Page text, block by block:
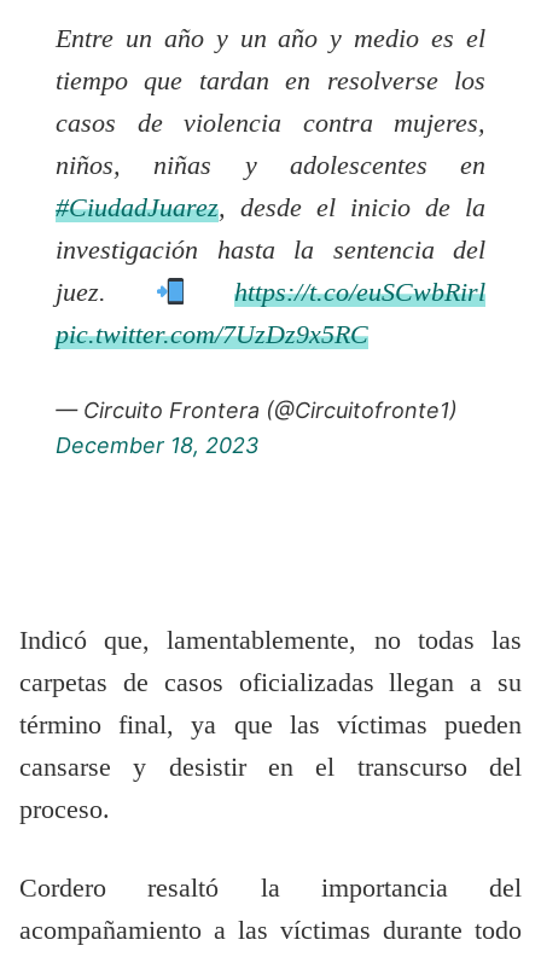
Entre un año y un año y medio es el
tiempo que tardan en resolverse los
casos de violencia contra mujeres,
niños, niñas y adolescentes en
#CiudadJuarez, desde el inicio de la
investigación hasta la sentencia del
juez.
https://t.co/euSCwbRirl
pic.twitter.com/7UzDz9x5RC
— Circuito Frontera (@Circuitofronte1)
December 18, 2023
Indicó que, lamentablemente, no todas las
carpetas de casos oficializadas llegan a su
término final, ya que las víctimas pueden
cansarse y desistir en el transcurso del
proceso.
Cordero resaltó la importancia del
acompañamiento a las víctimas durante todo